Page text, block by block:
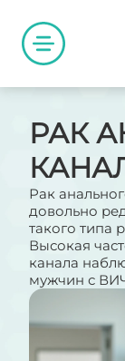
РАК
Рак
довольно
такого типа
Высокая
канала
мужчин с